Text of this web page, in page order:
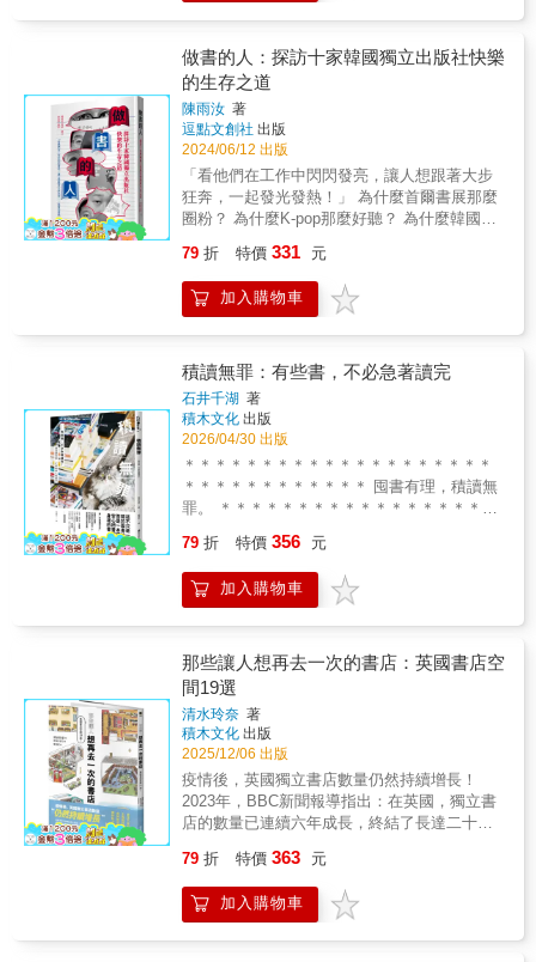
是一尾時刻張牙舞爪的巨龍，普通人如何招
架？ 「做書、創作、經營都不容易，苦樂交織
或身心受創都是未知，為什麼他們要做下
去？」慢慢深入理解韓國文化的逗點採訪團隊
&mdash;&mdash;獨立出版人陳夏民、韓中譯
者陳雨汝、影像工作者廖建華，決定再次飛越
國境，每每搭乘開得超快芳香劑很猛讓人很暈
車的計程車，穿梭在大首爾圈的不同空間，與
全新十組做書的人一起聊心事喝冰咖啡喝馬格
利順便吃燒肉炸醬麵披薩Gelato，前往世越號
散步，赫然發現關鍵可能是這兩個字：浪，
漫。 你們體會過屬於自己的失敗嗎？ 請不要逃
跑，至少用浪漫挑戰一回吧！ 本書特色 1.超好
獨立出版社快樂的生存之道》正宗續集！ 2.不
是出版業也能看！應該說，不是出版業的讀者
更應該讀！看看不同圈子的人如何面對人生課
題！ 3.好看的採訪文章，好看的攝影作品，好
看的企劃專題！一本重新點燃熱情的好讀之
作！
做書的人：探訪十家韓國獨立出版社快樂
的生存之道
陳雨汝 著
逗點文創社 出版
2024/06/12 出版
「看他們在工作中閃閃發亮，讓人想跟著大步
狂奔，一起發光發熱！」 為什麼首爾書展那麼
圈粉？ 為什麼K-pop那麼好聽？ 為什麼韓國的
韓國文化的韓中譯者陳雨汝、曾獲諸多肯定的
獨立影像工作者廖建華、與書相愛相殺的獨立
出版人陳夏民，在人人唱衰的出版冰河期不計
的大祕寶！ 他們也好奇，一樣是做內容的人，
一樣是人數「一」起跳的個人工作者，這些韓
國同業有什麼工作心法？於是，團隊深入韓國
獨立出版人的辦公室、和他們喝咖啡吃燒肉喝
凹別人工作室的書櫃&hellip;&hellip;輕鬆有趣的
故事、充滿啟發的工作哲學，創意工作者如何
運籌帷幄？全都收錄在這裡！ 本書特色 ★有情
感！台灣第一本深入韓國出版社辦公室採訪的
精鍊文字！閱讀超享受！前後各16面黑銀雙墨
印刷，像是在看寫真集！ ★有領悟！觀察別人
的工作模式，一定可以學到有用的知識與人生
79 折 特價 331 元
加入購物車
積讀無罪：有些書，不必急著讀完
石井千湖 著
積木文化 出版
2026/04/30 出版
＊＊＊＊＊＊＊＊＊＊＊＊＊＊＊＊＊＊＊＊
＊＊＊＊＊＊＊＊＊＊＊＊ 囤書有理，積讀無
罪。 ＊＊＊＊＊＊＊＊＊＊＊＊＊＊＊＊＊＊
關於囤書的書， 而是一本讓你安心把書留在身
邊的書。 「積讀」這個詞，早在明治時代就已
出現。 如今，它甚至成為世界共通的語言
澤春菜讓新書從玄關一路蔓延到客廳； 譯者&
柳下毅一郎則會在找不到書時，再買一次。 為
什麼全世界的愛書人 都在做同一件事：囤
書？！ 事實上，這是愛書人們都會有的困擾。
儘管書櫃早已爆滿，卻還是忍不住再買一本。
而且明知道讀不完，還是想把它留在身邊。
&mdash;&mdash;因為書，永遠比時間多。 如
果你也有過這樣的時刻， 你並不孤單。 本書由
書評家&石井千湖 走進十二位愛書人的家
&mdash;&mdash; 小說家、書店主人、譯者、
活， 也看他們如何與書共處， 並坦白那些買了
卻還沒讀的理由。 那些被留下來的書， 並不是
拖延， 而是一種生活方式的選擇
79 折 特價 356 元
加入購物車
那些讓人想再去一次的書店：英國書店空
間19選
清水玲奈 著
積木文化 出版
2025/12/06 出版
疫情後，英國獨立書店數量仍然持續增長！
2023年，BBC新聞報導指出：在英國，獨立書
店的數量已連續六年成長，終結了長達二十餘
的獨立書店。 在電子書與網路書店早已普及的
時代，為什麼人們仍想走進書店、親手挑一本
書呢？──答案就藏在那些讓人「每天都想造
79 折 特價 363 元
加入購物車